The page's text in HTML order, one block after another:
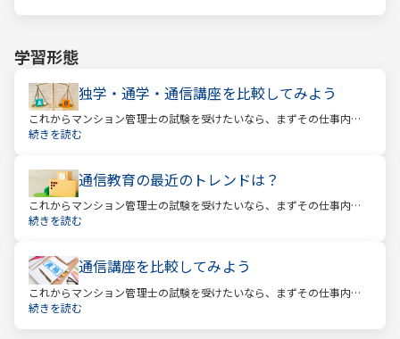
学習形態
独学・通学・通信講座を比較してみよう
これからマンション管理士の試験を受けたいなら、まずその仕事内容
を確かめましょう。この仕事では、マンション管理組合の総合的なサ
続きを読む
通信教育の最近のトレンドは？
これからマンション管理士の試験を受けたいなら、まずその仕事内容
を確かめましょう。この仕事では、マンション管理組合の総合的なサ
続きを読む
通信講座を比較してみよう
これからマンション管理士の試験を受けたいなら、まずその仕事内容
を確かめましょう。この仕事では、マンション管理組合の総合的なサ
続きを読む